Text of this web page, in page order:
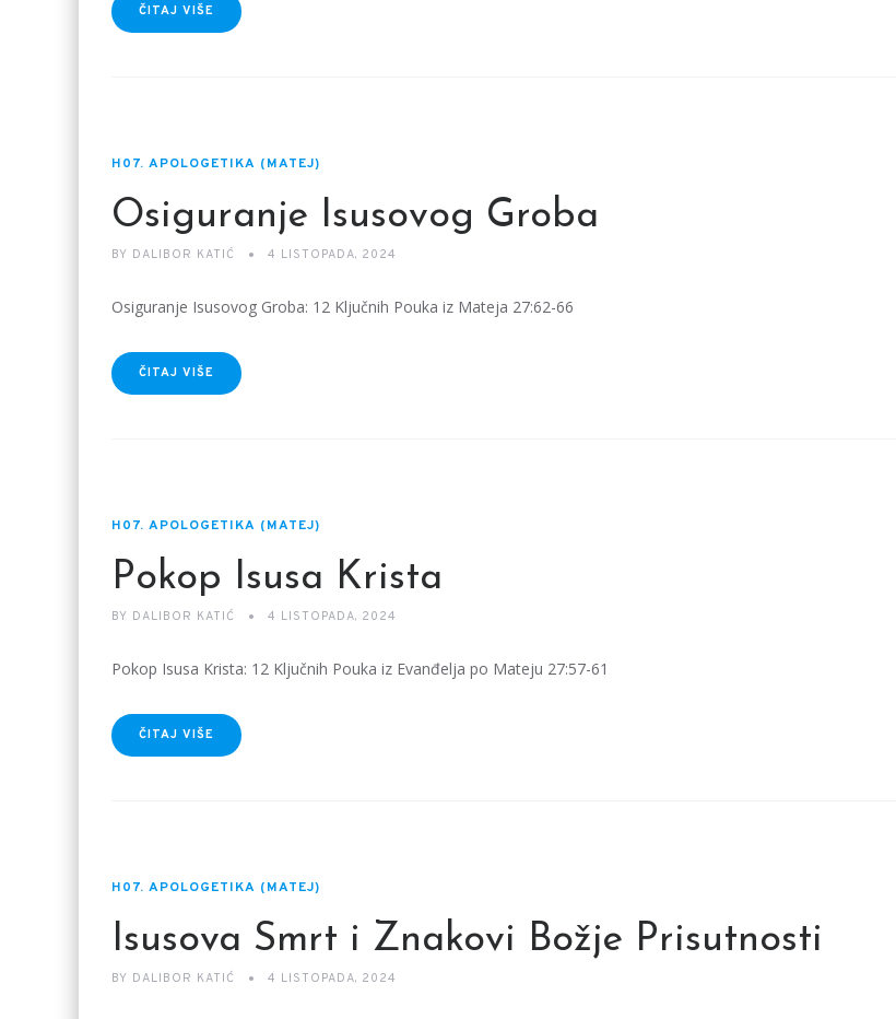
ČITAJ VIŠE
H07. APOLOGETIKA (MATEJ)
Osiguranje Isusovog Groba
BY DALIBOR KATIĆ 4 LISTOPADA, 2024
Osiguranje Isusovog Groba: 12 Ključnih Pouka iz Mateja 27:62-66
ČITAJ VIŠE
H07. APOLOGETIKA (MATEJ)
Pokop Isusa Krista
BY DALIBOR KATIĆ 4 LISTOPADA, 2024
Pokop Isusa Krista: 12 Ključnih Pouka iz Evanđelja po Mateju 27:57-61
ČITAJ VIŠE
H07. APOLOGETIKA (MATEJ)
Isusova Smrt i Znakovi Božje Prisutnosti
BY DALIBOR KATIĆ 4 LISTOPADA, 2024